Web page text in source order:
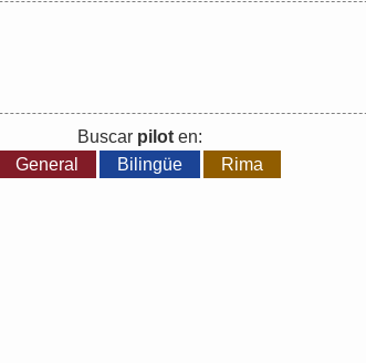
Buscar piloten:
General
Bilingüe Rima